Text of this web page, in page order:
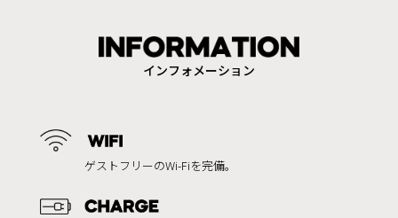
インフォメーション
ゲストフリーのWi-Fiを完備。